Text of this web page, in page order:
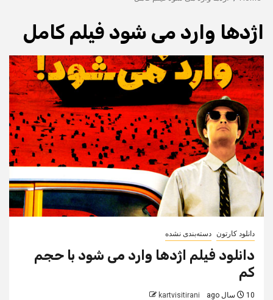
اژدها وارد می شود فیلم کامل
دانلود کارتون دسته‌بندی نشده
دانلود فیلم اژدها وارد می شود با حجم
کم
10 سال ago kartvisitirani